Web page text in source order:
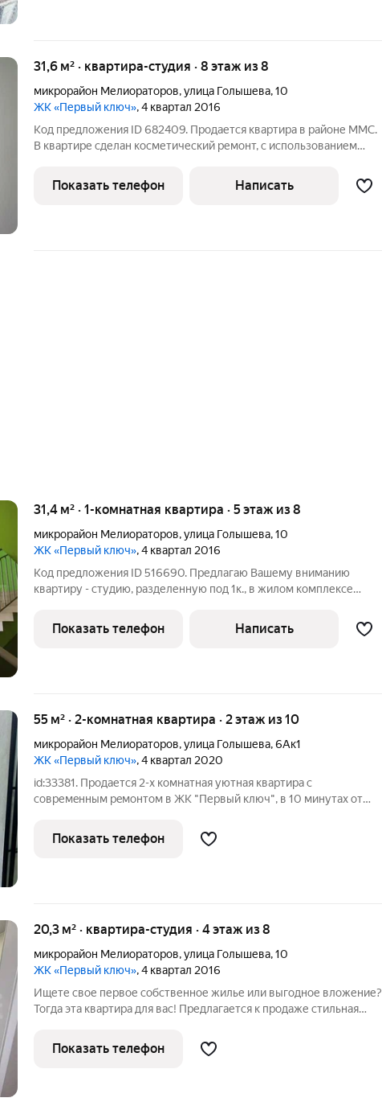
31,6 м² · квартира-студия · 8 этаж из 8
микрорайон Мелиораторов,улица Голышева,10
ЖК «Первый ключ», 4 квартал 2016
Код предложения ID 682409. Продается квартира в районе ММС.
В квартире сделан косметический ремонт, с использованием
кондиционер, видеодомофон. В прихожей шкаф-купе. Удобная
транспортная
Показать телефон Написать
31,4 м² · 1-комнатная квартира · 5 этаж из 8
микрорайон Мелиораторов,улица Голышева,10
ЖК «Первый ключ», 4 квартал 2016
Код предложения ID 516690. Предлагаю Вашему вниманию
квартиру - студию, разделенную под 1к., в жилом комплексе
Балкон застеклен (теплый). Закрытый двор, детская площадка,
парковка для
Показать телефон Написать
55 м² · 2-комнатная квартира · 2 этаж из 10
микрорайон Мелиораторов,улица Голышева,6Ак1
ЖК «Первый ключ», 4 квартал 2020
id:33381. Продается 2-х комнатная уютная квaртира с
cовpемeнным peмoнтом в ЖK "Первый ключ", в 10 минутax oт
дeтский сад Авроpa, caд 121, шкoлa 45, идёт строительcтвo новыx
коpпуcов школы
Показать телефон
20,3 м² · квартира-студия · 4 этаж из 8
микрорайон Мелиораторов,улица Голышева,10
ЖК «Первый ключ», 4 квартал 2016
Ищете свое первое собственное жилье или выгодное вложение?
Тогда эта квартира для вас! Предлагается к продаже стильная
Первый ключ. Вам не придется тратить время и силы на
обустройство
Показать телефон